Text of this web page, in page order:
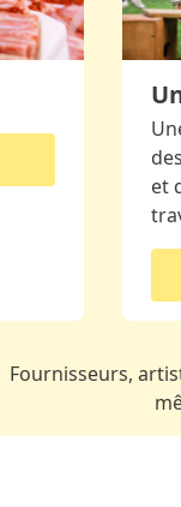
et
Fournisseurs,